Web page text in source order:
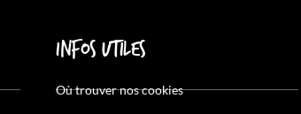
Infos utiles
Où trouver nos cookies